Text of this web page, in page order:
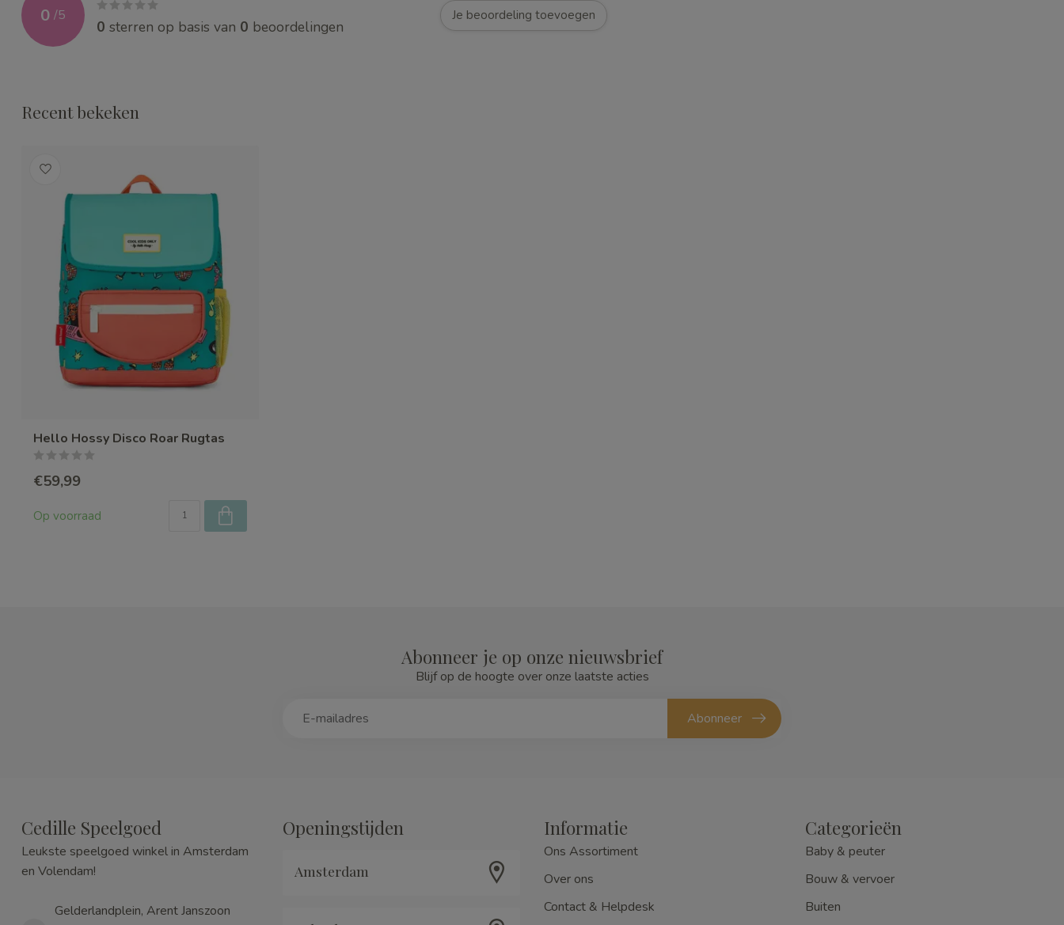
0 /5
0 sterren op basis van 0 beoordelingen
Je beoordeling toevoegen
Recent bekeken
Hello Hossy Disco Roar Rugtas
€59,99
Op voorraad
Abonneer je op onze nieuwsbrief
Blijf op de hoogte over onze laatste acties
Abonneer
Cedille Speelgoed
Leukste speelgoed winkel in Amsterdam
en Volendam!
Gelderlandplein, Arent Janszoon
Openingstijden
Amsterdam
Informatie
Ons Assortiment
Over ons
Contact & Helpdesk
Categorieën
Baby & peuter
Bouw & vervoer
Buiten